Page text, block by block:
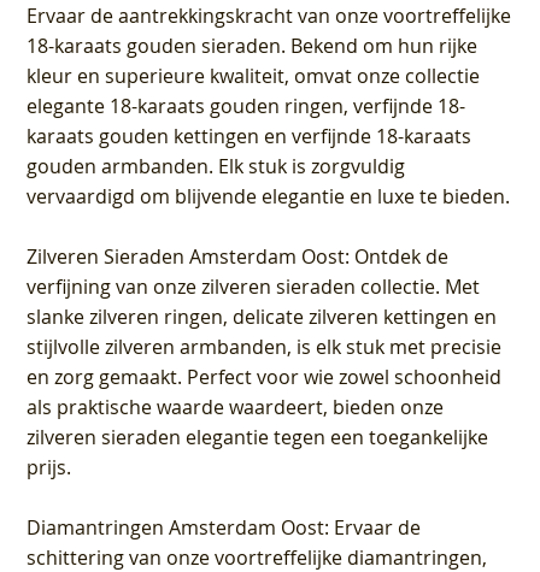
Ervaar de aantrekkingskracht van onze voortreffelijke
18-karaats gouden sieraden. Bekend om hun rijke
kleur en superieure kwaliteit, omvat onze collectie
elegante 18-karaats gouden ringen, verfijnde 18-
karaats gouden kettingen en verfijnde 18-karaats
gouden armbanden. Elk stuk is zorgvuldig
vervaardigd om blijvende elegantie en luxe te bieden.
Zilveren Sieraden Amsterdam Oost: Ontdek de
verfijning van onze zilveren sieraden collectie. Met
slanke zilveren ringen, delicate zilveren kettingen en
stijlvolle zilveren armbanden, is elk stuk met precisie
en zorg gemaakt. Perfect voor wie zowel schoonheid
als praktische waarde waardeert, bieden onze
zilveren sieraden elegantie tegen een toegankelijke
prijs.
Diamantringen Amsterdam Oost: Ervaar de
schittering van onze voortreffelijke diamantringen,